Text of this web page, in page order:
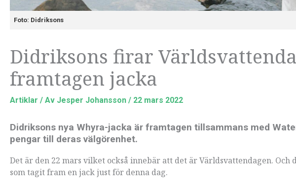
Foto: Didriksons
Didriksons firar
framtagen jacka
Artiklar / Av Jesper Johansson / 22 mars 2022
Didriksons nya Whyra-jacka är framtagen tillsammans med
pengar till deras välgörenhet.
Det är den 22 mars vilket också innebär att det är Världsvattendagen.
som tagit fram en jack just för denna dag.